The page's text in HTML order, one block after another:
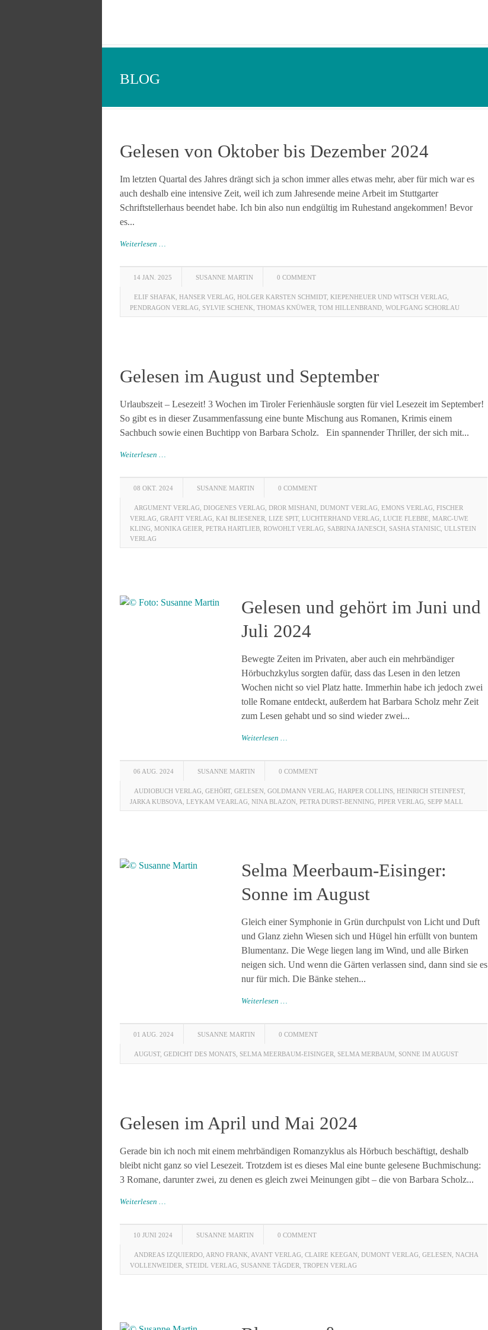
BLOG
Gelesen von Oktober bis Dezember 2024
Im letzten Quartal des Jahres drängt sich ja schon immer alles etwas mehr, aber für mich war es
auch deshalb eine intensive Zeit, weil ich zum Jahresende meine Arbeit im Stuttgarter
Schriftstellerhaus beendet habe. Ich bin also nun endgültig im Ruhestand angekommen! Bevor
es...
Weiterlesen …
14 JAN. 2025 SUSANNE MARTIN 0 COMMENT
ELIF SHAFAK HANSER VERLAG HOLGER KARSTEN SCHMIDT, KIEPENHEUER UND WITSCH VERLAG
PENDRAGON VERLAG SYLVIE SCHENK THOMAS KNÜWER TOM HILLENBRAND WOLFGANG SCHORLAU
Gelesen im August und September
Urlaubszeit – Lesezeit! 3 Wochen im Tiroler Ferienhäusle sorgten für viel Lesezeit im September!
So gibt es in dieser Zusammenfassung eine bunte Mischung aus Romanen, Krimis einem
Sachbuch sowie einen Buchtipp von Barbara Scholz. Ein spannender Thriller, der sich mit...
Weiterlesen …
08 OKT. 2024 SUSANNE MARTIN 0 COMMENT
ARGUMENT VERLAG DIOGENES VERLAG DROR MISHANI DUMONT VERLAG EMONS VERLAG FISCHER
VERLAG GRAFIT VERLAG KAI BLIESENER LIZE SPIT, LUCHTERHAND VERLAG LUCIE FLEBBE MARC-UWE
KLING MONIKA GEIER PETRA HARTLIEB ROWOHLT VERLAG SABRINA JANESCH SASHA STANISIC ULLSTEIN
VERLAG
Gelesen und gehört im Juni und
Juli 2024
Bewegte Zeiten im Privaten, aber auch ein mehrbändiger
Hörbuchzkylus sorgten dafür, dass das Lesen in den letzen
Wochen nicht so viel Platz hatte. Immerhin habe ich jedoch zwei
tolle Romane entdeckt, außerdem hat Barbara Scholz mehr Zeit
zum Lesen gehabt und so sind wieder zwei...
Weiterlesen …
06 AUG. 2024 SUSANNE MARTIN 0 COMMENT
AUDIOBUCH VERLAG GEHÖRT, GELESEN GOLDMANN VERLAG HARPER COLLINS HEINRICH STEINFEST,
JARKA KUBSOVA LEYKAM VEARLAG NINA BLAZON PETRA DURST-BENNING PIPER VERLAG SEPP MALL
Selma Meerbaum-Eisinger:
Sonne im August
Gleich einer Symphonie in Grün durchpulst von Licht und Duft
und Glanz ziehn Wiesen sich und Hügel hin erfüllt von buntem
Blumentanz. Die Wege liegen lang im Wind, und alle Birken
neigen sich. Und wenn die Gärten verlassen sind, dann sind sie es
nur für mich. Die Bänke stehen...
Weiterlesen …
01 AUG. 2024 SUSANNE MARTIN 0 COMMENT
AUGUST, GEDICHT DES MONATS SELMA MEERBAUM-EISINGER SELMA MERBAUM SONNE IM AUGUST
Gelesen im April und Mai 2024
Gerade bin ich noch mit einem mehrbändigen Romanzyklus als Hörbuch beschäftigt, deshalb
bleibt nicht ganz so viel Lesezeit. Trotzdem ist es dieses Mal eine bunte gelesene Buchmischung:
3 Romane, darunter zwei, zu denen es gleich zwei Meinungen gibt – die von Barbara Scholz...
Weiterlesen …
10 JUNI 2024 SUSANNE MARTIN 0 COMMENT
ANDREAS IZQUIERDO ARNO FRANK AVANT VERLAG CLAIRE KEEGAN DUMONT VERLAG GELESEN NACHA
VOLLENWEIDER STEIDL VERLAG SUSANNE TÄGDER TROPEN VERLAG